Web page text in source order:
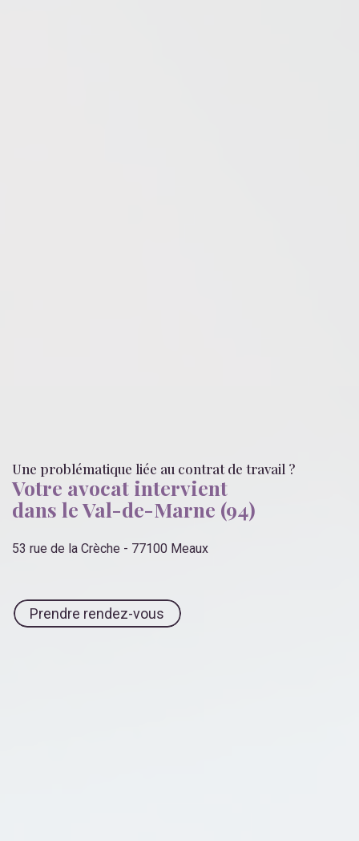
Une problématique liée au contrat de travail ?
Votre avocat intervient
dans le Val-de-Marne (94)
53 rue de la Crèche - 77100 Meaux
Prendre rendez-vous